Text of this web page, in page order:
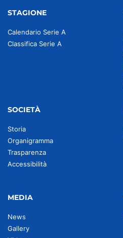
STAGIONE
Calendario Serie A
Classifica Serie A
SOCIETÀ
Storia
Organigramma
Trasparenza
Accessibilità
MEDIA
News
Gallery